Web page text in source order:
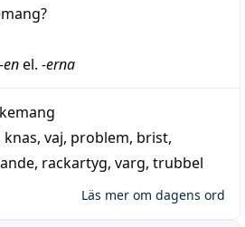
?
-enel. -erna
knas, vaj, problem, brist,
, rackartyg, varg, trubbel
Läs mer om dagens ord